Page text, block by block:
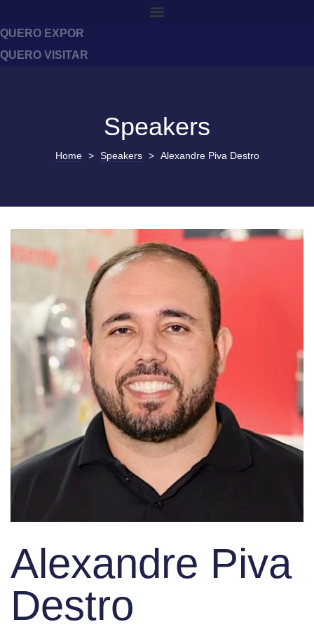
QUERO EXPOR
QUERO VISITAR
Speakers
Home > Speakers > Alexandre Piva Destro
Alexandre Piva
Destro